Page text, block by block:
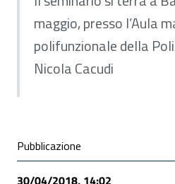
maggio, presso l’Aula
polifunzionale della
Nicola Cacudi
Condivisione social
Pubblicazione
30/04/2018, 14:02